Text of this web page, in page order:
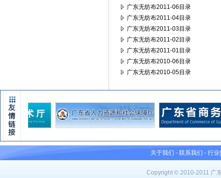
广东无纺布2011-06目录
广东无纺布2011-04目录
广东无纺布2011-03目录
广东无纺布2011-02目录
广东无纺布2011-01目录
广东无纺布2010-06目录
广东无纺布2010-05目录
关于我们 - 联系我们 - 行业
Copyright © 2010-2011 广